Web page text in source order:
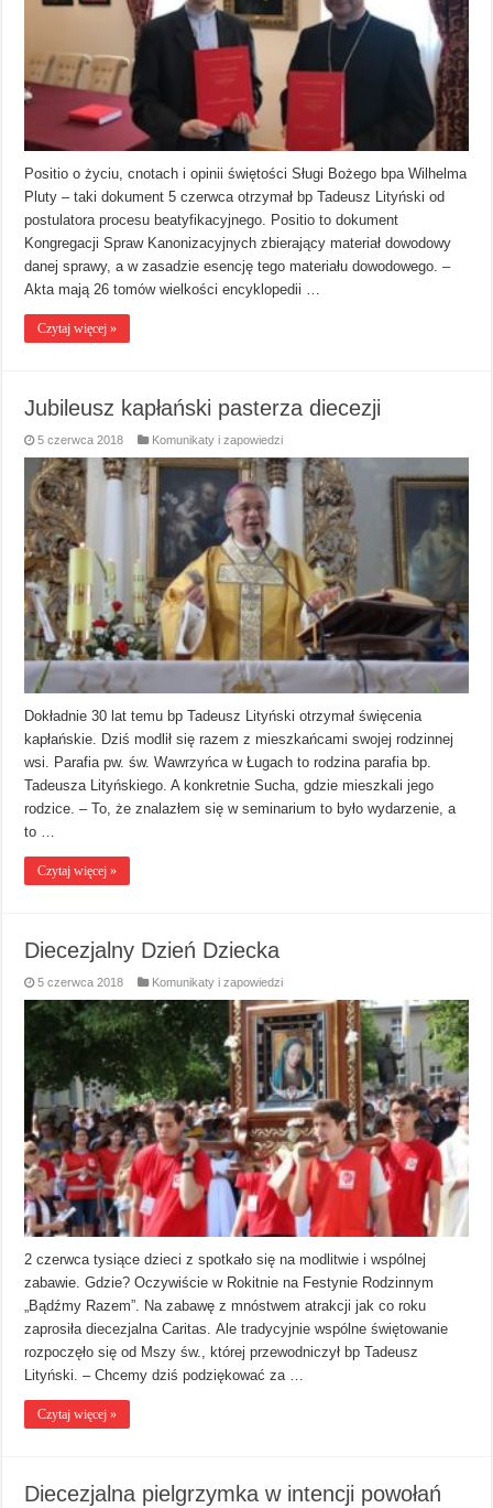
Positio o życiu, cnotach i opinii świętości Sługi Bożego bpa Wilhelma
Pluty – taki dokument 5 czerwca otrzymał bp Tadeusz Lityński od
postulatora procesu beatyfikacyjnego. Positio to dokument
Kongregacji Spraw Kanonizacyjnych zbierający materiał dowodowy
danej sprawy, a w zasadzie esencję tego materiału dowodowego. –
Akta mają 26 tomów wielkości encyklopedii …
Czytaj więcej »
Jubileusz kapłański pasterza diecezji
5 czerwca 2018 Komunikaty i zapowiedzi
Dokładnie 30 lat temu bp Tadeusz Lityński otrzymał święcenia
kapłańskie. Dziś modlił się razem z mieszkańcami swojej rodzinnej
wsi. Parafia pw. św. Wawrzyńca w Ługach to rodzina parafia bp.
Tadeusza Lityńskiego. A konkretnie Sucha, gdzie mieszkali jego
rodzice. – To, że znalazłem się w seminarium to było wydarzenie, a
to …
Czytaj więcej »
Diecezjalny Dzień Dziecka
5 czerwca 2018 Komunikaty i zapowiedzi
2 czerwca tysiące dzieci z spotkało się na modlitwie i wspólnej
zabawie. Gdzie? Oczywiście w Rokitnie na Festynie Rodzinnym
„Bądźmy Razem”. Na zabawę z mnóstwem atrakcji jak co roku
zaprosiła diecezjalna Caritas. Ale tradycyjnie wspólne świętowanie
rozpoczęło się od Mszy św., której przewodniczył bp Tadeusz
Lityński. – Chcemy dziś podziękować za …
Czytaj więcej »
Diecezjalna pielgrzymka w intencji powołań